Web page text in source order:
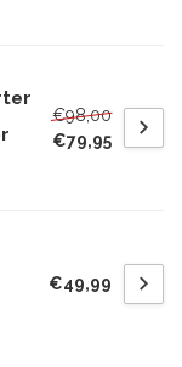
€98,00
€79,95
€49,99